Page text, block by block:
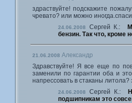
здраствуйте! подскажите
чревато? или можно
24.06.2008 Сергей К.:
бензин. Так что, кроме
21.06.2008 Александр
Здравствуйте! Я все еще по
заменили по гарантии оба и
напрессовать в стаканы литола?
24.06.2008 Сергей К.:
подшипникам это